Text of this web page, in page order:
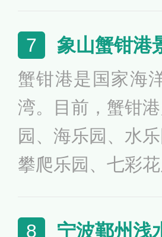
农业旅游示范点
有桑果园、深加
园、科普基地、
7 象山蟹钳港
蟹钳港是国家海
湾。目前，蟹钳
园、海乐园、水
攀爬乐园、七彩
园依托登山步道
8 宁波鄞州浅